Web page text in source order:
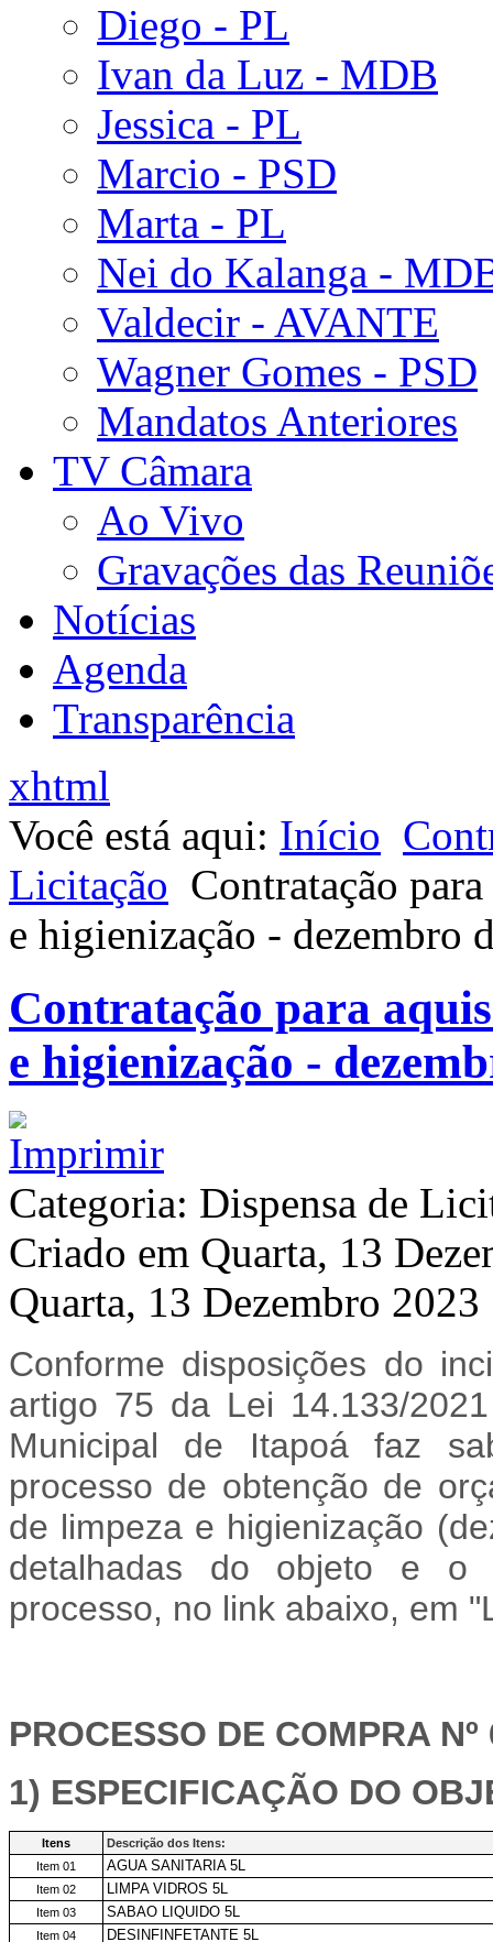
Diego - PL
Ivan da Luz - MDB
Jessica - PL
Marcio - PSD
Marta - PL
Nei do Kalanga -
Valdecir - AVANTE
Wagner Gomes - PSD
Mandatos Anteriores
TV Câmara
Ao Vivo
Gravações das
Notícias
Agenda
Transparência
xhtml
Você está aqui: Início
Licitação Contratação
e higienização - dezembro
Contratação para
e higienização -
Categoria: Dispensa de
Criado em Quarta, 13
Quarta, 13 Dezembro 2023
Conforme disposições do
artigo 75 da Lei 14.133/
Municipal de Itapoá faz
processo de obtenção de
de limpeza e higienização
detalhadas do objeto e o
processo, no link abaixo, em
PROCESSO DE COMPRA Nº
1) ESPECIFICAÇÃO DO
Itens
Descrição dos Itens:
Item 01
AGUA SANITARIA 5L
Item 02 LIMPA VIDROS 5L
Item 03 SABAO LIQUIDO 5L
Item 04 DESINFINFETANTE 5L